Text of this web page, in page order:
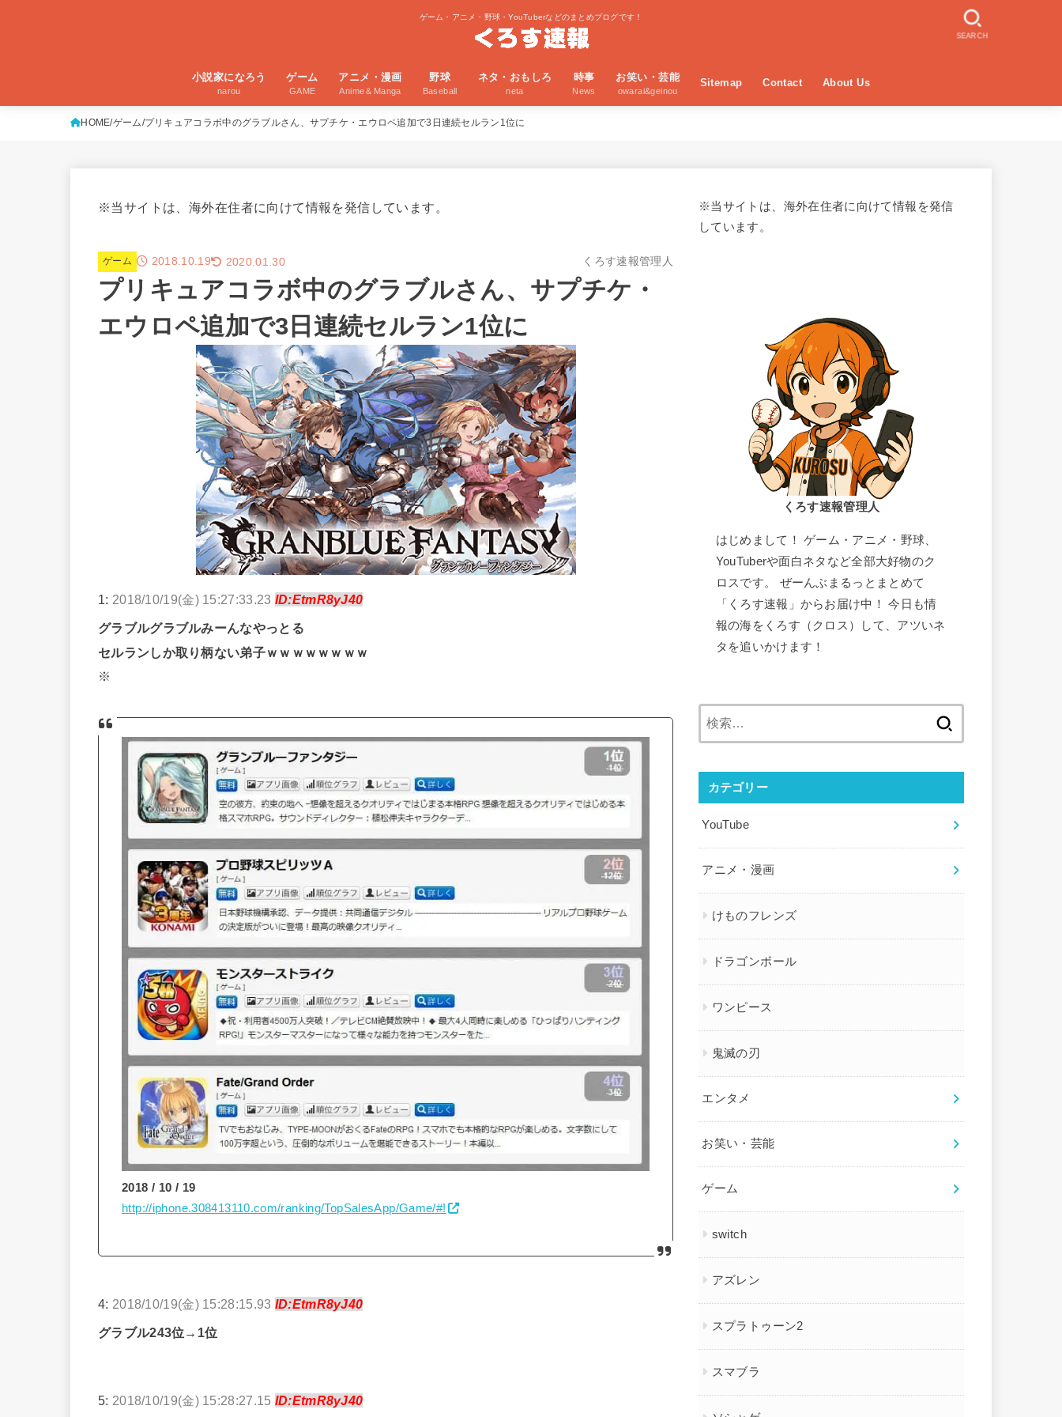
ゲーム・アニメ・野球・YouTuberなどのまとめブログです！
小説家になろう
narou
ゲーム
GAME
アニメ・漫画
Anime＆Manga
野球
Baseball
ネタ・おもしろ
neta
時事
News
お笑い・芸能
owarai&geinou
Sitemap Contact About Us
SEARCH
HOME ゲーム プリキュアコラボ中のグラブルさん、サプチケ・エウロペ追加で3日連続セルラン1位に
※当サイトは、海外在住者に向けて情報を発信しています。
ゲーム 2018.10.19 2020.01.30 くろす速報管理人
プリキュアコラボ中のグラブルさん、サプチケ・
エウロペ追加で3日連続セルラン1位に
1: 2018/10/19(金) 15:27:33.23 ID:EtmR8yJ40
グラブルグラブルみーんなやっとる
セルランしか取り柄ない弟子ｗｗｗｗｗｗｗｗ
※
2018 / 10 / 19
http://iphone.308413110.com/ranking/TopSalesApp/Game/#!
4: 2018/10/19(金) 15:28:15.93 ID:EtmR8yJ40
グラブル243位→1位
5: 2018/10/19(金) 15:28:27.15 ID:EtmR8yJ40
※当サイトは、海外在住者に向けて情報を発信
しています。
くろす速報管理人
はじめまして！ ゲーム・アニメ・野球、
YouTuberや面白ネタなど全部大好物のク
ロスです。 ぜーんぶまるっとまとめて
「くろす速報」からお届け中！ 今日も情
報の海をくろす（クロス）して、アツいネ
タを追いかけます！
カテゴリー
YouTube
アニメ・漫画
けものフレンズ
ドラゴンボール
ワンピース
鬼滅の刃
エンタメ
お笑い・芸能
ゲーム
switch
アズレン
スプラトゥーン2
スマブラ